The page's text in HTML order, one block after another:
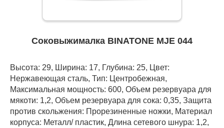
Соковыжималка BINATONE MJE 044
Высота: 29, Ширина: 17, Глубина: 25, Цвет:
Нержавеющая сталь, Тип: Центробежная,
Максимальная мощность: 600, Объем резервуара для
мякоти: 1,2, Объем резервуара для сока: 0,35, Защита
против скольжения: Прорезиненные ножки, Материал
корпуса: Металл/ пластик, Длина сетевого шнура: 1,2,